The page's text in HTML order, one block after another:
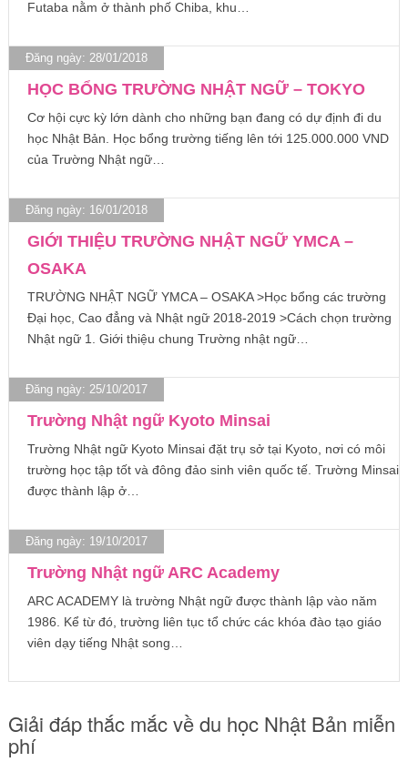
Futaba nằm ở thành phố Chiba, khu…
Đăng ngày: 28/01/2018
HỌC BỔNG TRƯỜNG NHẬT NGỮ – TOKYO
Cơ hội cực kỳ lớn dành cho những bạn đang có dự định đi du
học Nhật Bản. Học bổng trường tiếng lên tới 125.000.000 VND
của Trường Nhật ngữ…
Đăng ngày: 16/01/2018
GIỚI THIỆU TRƯỜNG NHẬT NGỮ YMCA –
OSAKA
TRƯỜNG NHẬT NGỮ YMCA – OSAKA >Học bổng các trường
Đại học, Cao đẳng và Nhật ngữ 2018-2019 >Cách chọn trường
Nhật ngữ 1. Giới thiệu chung Trường nhật ngữ…
Đăng ngày: 25/10/2017
Trường Nhật ngữ Kyoto Minsai
Trường Nhật ngữ Kyoto Minsai đặt trụ sở tại Kyoto, nơi có môi
trường học tập tốt và đông đảo sinh viên quốc tế. Trường Minsai
được thành lập ở…
Đăng ngày: 19/10/2017
Trường Nhật ngữ ARC Academy
ARC ACADEMY là trường Nhật ngữ được thành lập vào năm
1986. Kể từ đó, trường liên tục tổ chức các khóa đào tạo giáo
viên dạy tiếng Nhật song…
Giải đáp thắc mắc về du học Nhật Bản miễn
phí